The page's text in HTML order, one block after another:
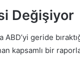
Değişiyor
geride
kapsamlı bir